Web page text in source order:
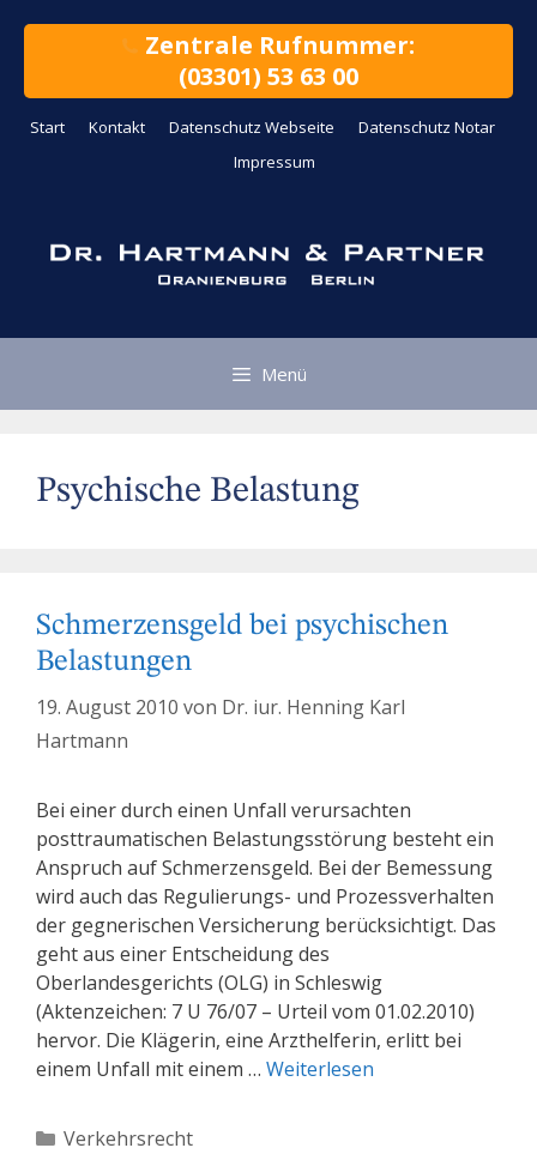
Zentrale Rufnummer:
(03301) 53 63 00
Start Kontakt Datenschutz Webseite
Datenschutz Notar
Impressum
Menü
Psychische Belastung
Schmerzensgeld bei psychischen
Belastungen
19. August 2010 von Dr. iur. Henning Karl
Hartmann
Bei einer durch einen Unfall verursachten
posttraumatischen Belastungsstörung besteht ein
Anspruch auf Schmerzensgeld. Bei der Bemessung
wird auch das Regulierungs- und Prozessverhalten
der gegnerischen Versicherung berücksichtigt. Das
geht aus einer Entscheidung des
Oberlandesgerichts (OLG) in Schleswig
(Aktenzeichen: 7 U 76/07 – Urteil vom 01.02.2010)
hervor. Die Klägerin, eine Arzthelferin, erlitt bei
einem Unfall mit einem … Weiterlesen
Kategorien
Verkehrsrecht